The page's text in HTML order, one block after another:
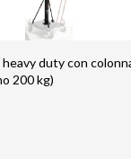
duty con
200 kg)